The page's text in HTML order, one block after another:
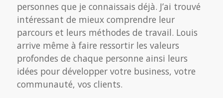
personnes que je connaissais déjà. J’ai trouvé
intéressant de mieux comprendre leur
parcours et leurs méthodes de travail. Louis
arrive même à faire ressortir les valeurs
profondes de chaque personne ainsi leurs
idées pour développer votre business, votre
communauté, vos clients.